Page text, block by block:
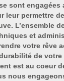
sont engagées
leur permettre
L’ensemble
et
votre rêve
de votre
est au coeur
nous